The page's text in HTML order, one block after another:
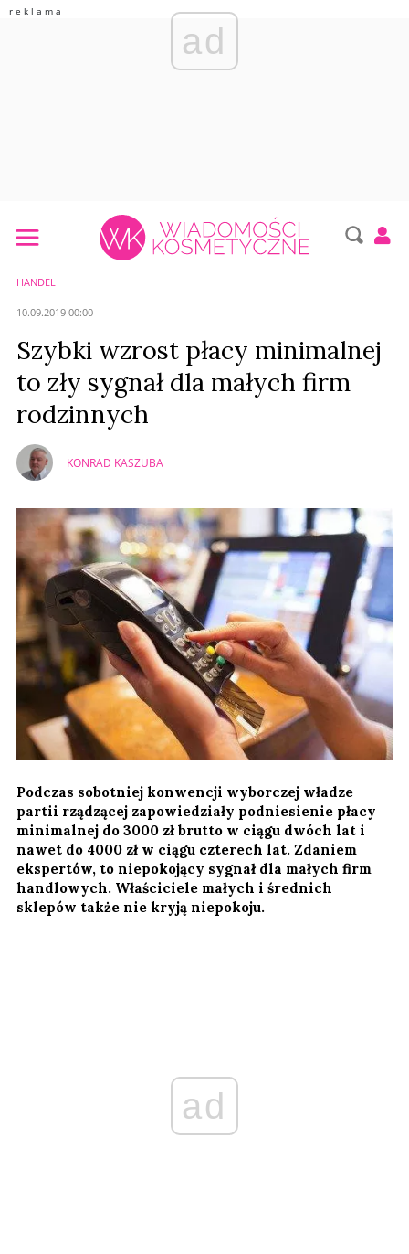
ad
HANDEL
10.09.2019 00:00
Szybki wzrost płacy minimalnej
to zły sygnał dla małych firm
rodzinnych
KONRAD KASZUBA
Podczas sobotniej konwencji wyborczej władze
partii rządzącej zapowiedziały podniesienie płacy
minimalnej do 3000 zł brutto w ciągu dwóch lat i
nawet do 4000 zł w ciągu czterech lat. Zdaniem
ekspertów, to niepokojący sygnał dla małych firm
handlowych. Właściciele małych i średnich
sklepów także nie kryją niepokoju.
ad